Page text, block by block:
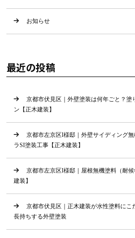
お知らせ
最近の投稿
京都市伏見区｜外壁塗装は何年ごと？塗
ン【正木建装】
京都市左京区I様邸｜外壁サイディング
ラSI塗装工事【正木建装】
京都市左京区I様邸｜屋根無機塗料（耐
建装】
京都市伏見区｜正木建装が水性塗料にこ
長持ちする外壁塗装